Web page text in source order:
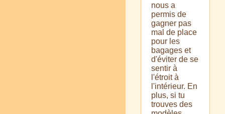
nous a
permis de
gagner pas
mal de place
pour les
bagages et
d'éviter de se
sentir à
l'étroit à
l'intérieur. En
plus, si tu
trouves des